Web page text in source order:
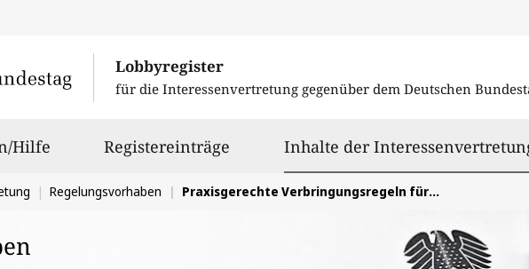
Lobbyregister
für die Interessenvertretung gegenüber dem Deutschen
Hilfe Registereinträge Inhalte der
Regelungsvorhaben Praxisgerechte Verbringungsregeln für Elektroaltgeräte innerhalb der EU